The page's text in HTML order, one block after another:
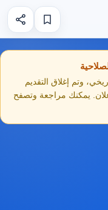
وتم إغلاق التقديم
يمكنك مراجعة وتصفح